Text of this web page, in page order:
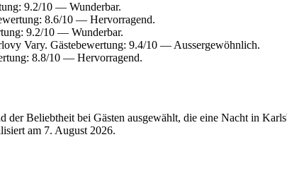
9.2/10 — Wunderbar.
8.6/10 — Hervorragend.
9.2/10 — Wunderbar.
Vary. Gästebewertung: 9.4/10 — Aussergewöhnlich.
8.8/10 — Hervorragend.
Beliebtheit bei Gästen ausgewählt, die eine Nacht in
am 7. August 2026.